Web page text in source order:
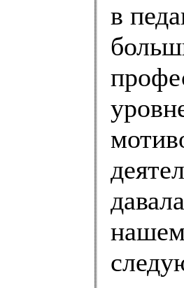
в
нашем